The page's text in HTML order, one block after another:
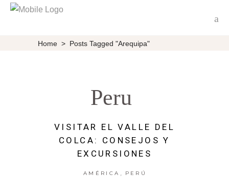
Home > Posts Tagged "Arequipa"
Peru
VISITAR EL VALLE DEL
COLCA: CONSEJOS Y
EXCURSIONES
AMÉRICA , PERÚ